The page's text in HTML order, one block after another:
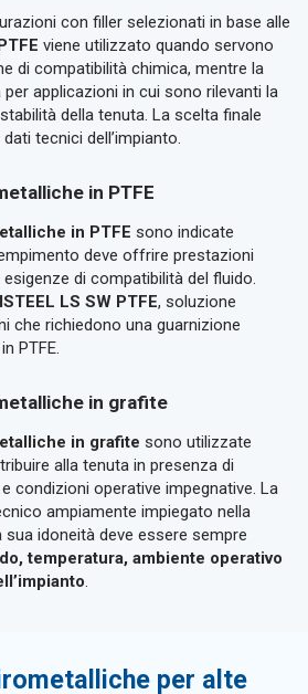
con filler selezionati in base alle
viene utilizzato quando servono
di compatibilità chimica, mentre la
applicazioni in cui sono rilevanti la
della tenuta. La scelta finale
tecnici dell’impianto.
in PTFE
in PTFE sono indicate
deve offrire prestazioni
di compatibilità del fluido.
LS SW PTFE, soluzione
che richiedono una guarnizione
PTFE.
in grafite
in grafite sono utilizzate
alla tenuta in presenza di
condizioni operative impegnative. La
ampiamente impiegato nella
idoneità deve essere sempre
temperatura, ambiente operativo
.
per alte